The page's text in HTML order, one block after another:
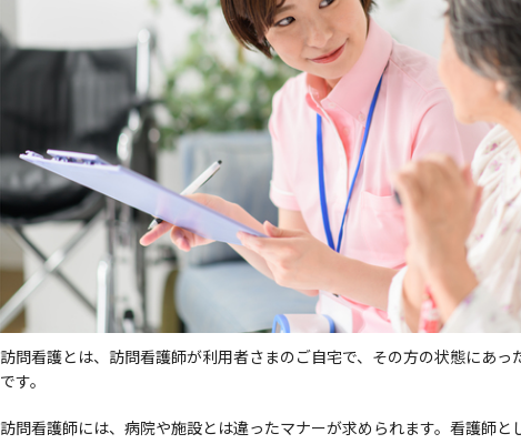
訪問看護とは、訪問看護師が利用者さまのご自宅で、その方の状態にあっ
です。
訪問看護師には、病院や施設とは違ったマナーが求められます。看護師と